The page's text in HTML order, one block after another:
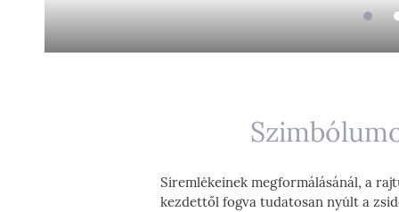
Síremlékeinek megformálásánál, a
kezdettől fogva tudatosan nyúlt a